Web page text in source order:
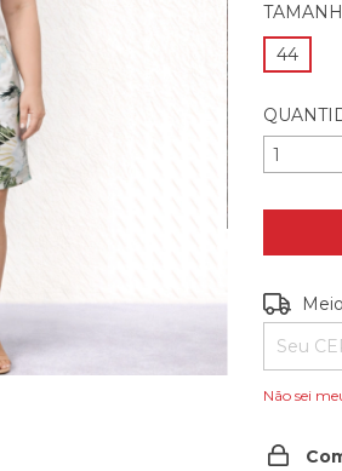
44
Entregas
Não sei